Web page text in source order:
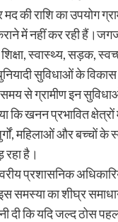
की राशि का उपयोग
में नहीं कर रही
स्वास्थ्य, सड़क,
सुविधाओं के विकास
से ग्रामीण इन
कि खनन प्रभावित
महिलाओं और बच्चों के
है।
प्रशासनिक
समस्या का शीघ्र
दी कि यदि जल्द ठोस